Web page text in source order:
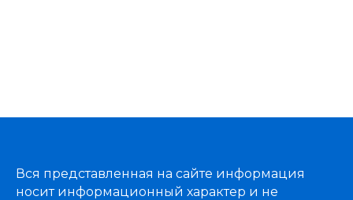
Вся представленная на сайте информация
носит информационный характер и не